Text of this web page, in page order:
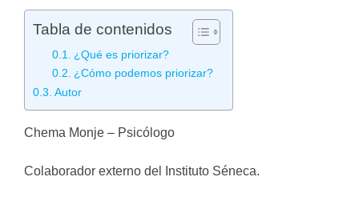
Tabla de contenidos
¿Qué es priorizar?
¿Cómo podemos priorizar?
Autor
Chema Monje – Psicólogo
Colaborador externo del Instituto Séneca.